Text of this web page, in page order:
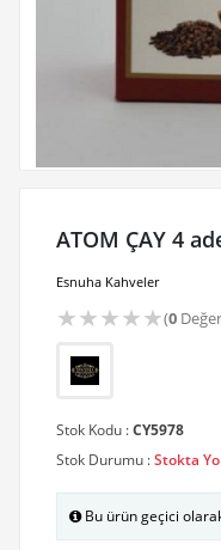
ATOM ÇAY 4
Esnuha Kahveler
★★★★★(0
Stok Kodu :CY5978
Stok Durumu :Stokta
Bu ürün geçici